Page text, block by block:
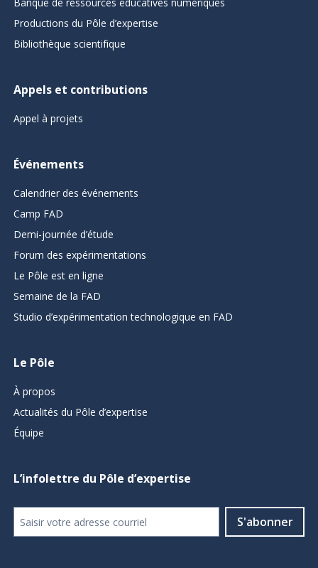
Productions du Pôle d’expertise
Bibliothèque scientifique
Appels et contributions
Appel à projets
Événements
Calendrier des événements
Camp FAD
Demi-journée d’étude
Forum des expérimentations
Le Pôle est en ligne
Semaine de la FAD
Studio d’expérimentation technologique en FAD
Le Pôle
À propos
Actualités du Pôle d’expertise
Équipe
L’infolettre du Pôle d’expertise